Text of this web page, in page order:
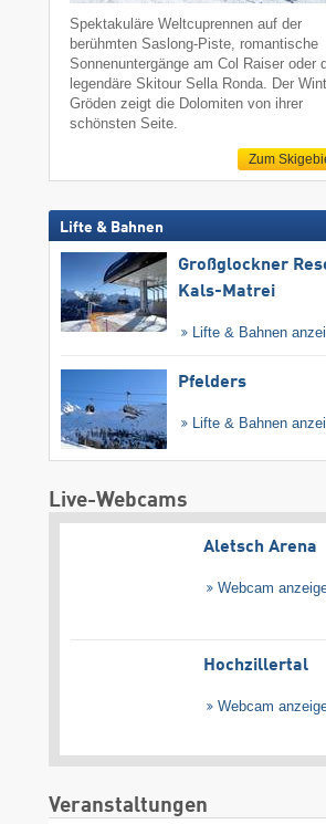
Spektakuläre Weltcuprennen auf der
berühmten Saslong-Piste, romantische
Sonnenuntergänge am Col Raiser oder
legendäre Skitour Sella Ronda. Der
Gröden zeigt die Dolomiten von ihrer
schönsten Seite.
Zum
Lifte & Bahnen
Großglockner
Kals-Matrei
Lifte & Bahnen
Pfelders
Lifte & Bahnen
Live-Webcams
Aletsch Arena
Webcam
Hochzillertal
Webcam
Veranstaltungen